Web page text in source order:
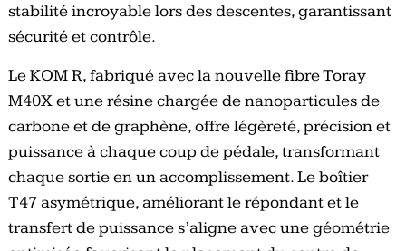
stabilité incroyable lors des descentes, garantissant
sécurité et contrôle.
Le KOM R, fabriqué avec la nouvelle fibre Toray
M40X et une résine chargée de nanoparticules de
carbone et de graphène, offre légèreté, précision et
puissance à chaque coup de pédale, transformant
chaque sortie en un accomplissement. Le boîtier
T47 asymétrique, améliorant le répondant et le
transfert de puissance s’aligne avec une géométrie